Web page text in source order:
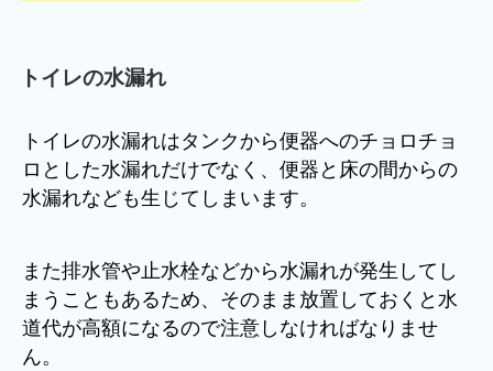
トイレの水漏れ
トイレの水漏れはタンクから便器へのチョロチョ
ロとした水漏れだけでなく、便器と床の間からの
水漏れなども生じてしまいます。
また排水管や止水栓などから水漏れが発生してし
まうこともあるため、そのまま放置しておくと水
道代が高額になるので注意しなければなりませ
ん。